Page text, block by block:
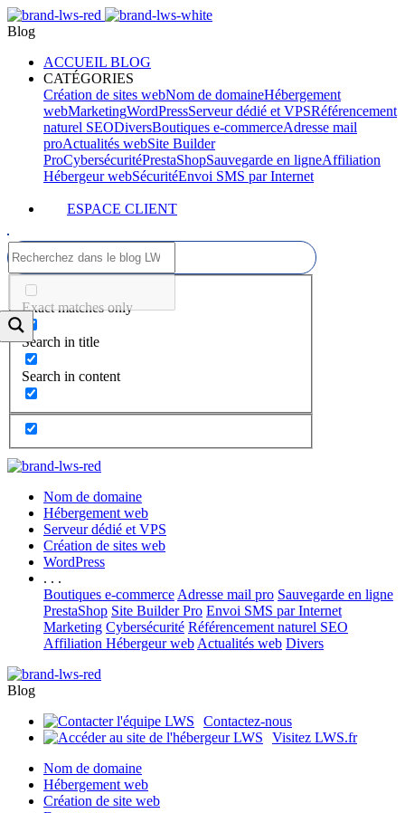
Blog
ACCUEIL BLOG
CATÉGORIES
Création de sites webNom de domaineHébergement
webMarketingWordPressServeur dédié et VPSRéférencement
naturel SEODiversBoutiques e-commerceAdresse mail
proActualités webSite Builder
ProCybersécuritéPrestaShopSauvegarde en ligneAffiliation
Hébergeur webSécuritéEnvoi SMS par Internet
ESPACE CLIENT
Exact matches only
Search in title
Search in content
Nom de domaine
Hébergement web
Serveur dédié et VPS
Création de sites web
WordPress
. . .
Boutiques e-commerce Adresse mail pro Sauvegarde en ligne
PrestaShop Site Builder Pro Envoi SMS par Internet
Marketing Cybersécurité Référencement naturel SEO
Affiliation Hébergeur web Actualités web Divers
Blog
Contactez-nous
Visitez LWS.fr
Nom de domaine
Hébergement web
Création de site web